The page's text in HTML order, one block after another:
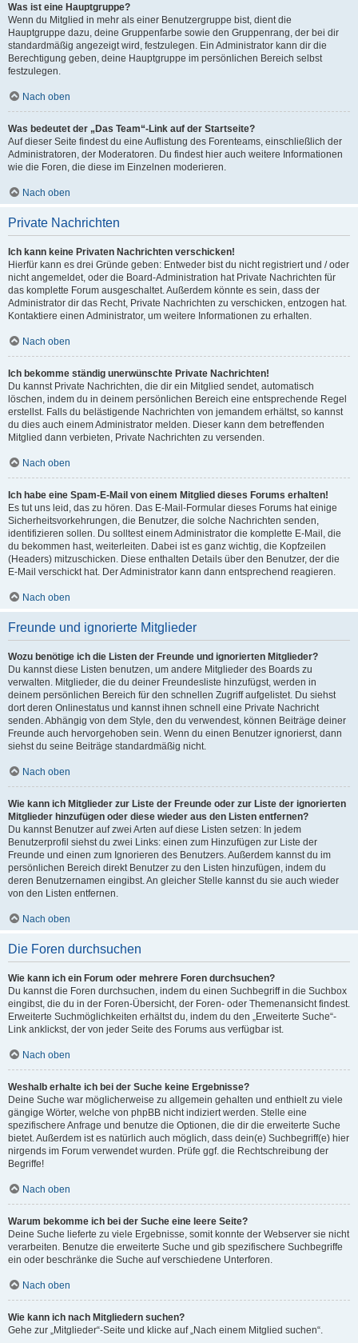
Was ist eine Hauptgruppe?
Wenn du Mitglied in mehr als einer Benutzergruppe bist, dient die
Hauptgruppe dazu, deine Gruppenfarbe sowie den Gruppenrang, der bei dir
standardmäßig angezeigt wird, festzulegen. Ein Administrator kann dir die
Berechtigung geben, deine Hauptgruppe im persönlichen Bereich selbst
festzulegen.
Nach oben
Was bedeutet der „Das Team“-Link auf der Startseite?
Auf dieser Seite findest du eine Auflistung des Forenteams, einschließlich der
Administratoren, der Moderatoren. Du findest hier auch weitere Informationen
wie die Foren, die diese im Einzelnen moderieren.
Nach oben
Private Nachrichten
Ich kann keine Privaten Nachrichten verschicken!
Hierfür kann es drei Gründe geben: Entweder bist du nicht registriert und / oder
nicht angemeldet, oder die Board-Administration hat Private Nachrichten für
das komplette Forum ausgeschaltet. Außerdem könnte es sein, dass der
Administrator dir das Recht, Private Nachrichten zu verschicken, entzogen hat.
Kontaktiere einen Administrator, um weitere Informationen zu erhalten.
Nach oben
Ich bekomme ständig unerwünschte Private Nachrichten!
Du kannst Private Nachrichten, die dir ein Mitglied sendet, automatisch
löschen, indem du in deinem persönlichen Bereich eine entsprechende Regel
erstellst. Falls du belästigende Nachrichten von jemandem erhältst, so kannst
du dies auch einem Administrator melden. Dieser kann dem betreffenden
Mitglied dann verbieten, Private Nachrichten zu versenden.
Nach oben
Ich habe eine Spam-E-Mail von einem Mitglied dieses Forums erhalten!
Es tut uns leid, das zu hören. Das E-Mail-Formular dieses Forums hat einige
Sicherheitsvorkehrungen, die Benutzer, die solche Nachrichten senden,
identifizieren sollen. Du solltest einem Administrator die komplette E-Mail, die
du bekommen hast, weiterleiten. Dabei ist es ganz wichtig, die Kopfzeilen
(Headers) mitzuschicken. Diese enthalten Details über den Benutzer, der die
E-Mail verschickt hat. Der Administrator kann dann entsprechend reagieren.
Nach oben
Freunde und ignorierte Mitglieder
Wozu benötige ich die Listen der Freunde und ignorierten Mitglieder?
Du kannst diese Listen benutzen, um andere Mitglieder des Boards zu
verwalten. Mitglieder, die du deiner Freundesliste hinzufügst, werden in
deinem persönlichen Bereich für den schnellen Zugriff aufgelistet. Du siehst
dort deren Onlinestatus und kannst ihnen schnell eine Private Nachricht
senden. Abhängig von dem Style, den du verwendest, können Beiträge deiner
Freunde auch hervorgehoben sein. Wenn du einen Benutzer ignorierst, dann
siehst du seine Beiträge standardmäßig nicht.
Nach oben
Wie kann ich Mitglieder zur Liste der Freunde oder zur Liste der ignorierten
Mitglieder hinzufügen oder diese wieder aus den Listen entfernen?
Du kannst Benutzer auf zwei Arten auf diese Listen setzen: In jedem
Benutzerprofil siehst du zwei Links: einen zum Hinzufügen zur Liste der
Freunde und einen zum Ignorieren des Benutzers. Außerdem kannst du im
persönlichen Bereich direkt Benutzer zu den Listen hinzufügen, indem du
deren Benutzernamen eingibst. An gleicher Stelle kannst du sie auch wieder
von den Listen entfernen.
Nach oben
Die Foren durchsuchen
Wie kann ich ein Forum oder mehrere Foren durchsuchen?
Du kannst die Foren durchsuchen, indem du einen Suchbegriff in die Suchbox
eingibst, die du in der Foren-Übersicht, der Foren- oder Themenansicht findest.
Erweiterte Suchmöglichkeiten erhältst du, indem du den „Erweiterte Suche“-
Link anklickst, der von jeder Seite des Forums aus verfügbar ist.
Nach oben
Weshalb erhalte ich bei der Suche keine Ergebnisse?
Deine Suche war möglicherweise zu allgemein gehalten und enthielt zu viele
gängige Wörter, welche von phpBB nicht indiziert werden. Stelle eine
spezifischere Anfrage und benutze die Optionen, die dir die erweiterte Suche
bietet. Außerdem ist es natürlich auch möglich, dass dein(e) Suchbegriff(e) hier
nirgends im Forum verwendet wurden. Prüfe ggf. die Rechtschreibung der
Begriffe!
Nach oben
Warum bekomme ich bei der Suche eine leere Seite?
Deine Suche lieferte zu viele Ergebnisse, somit konnte der Webserver sie nicht
verarbeiten. Benutze die erweiterte Suche und gib spezifischere Suchbegriffe
ein oder beschränke die Suche auf verschiedene Unterforen.
Nach oben
Wie kann ich nach Mitgliedern suchen?
Gehe zur „Mitglieder“-Seite und klicke auf „Nach einem Mitglied suchen“.